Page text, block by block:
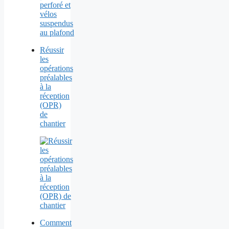
Réussir
les
opérations
préalables
à la
réception
(OPR)
de
chantier
Comment